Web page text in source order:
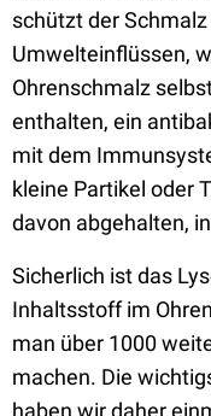
schützt der
Umwelteinflüssen,
Ohrenschmalz
enthalten, ein
mit dem
kleine Partikel oder
davon abgehalten,
Sicherlich ist das
Inhaltsstoff im
man über 1000
machen. Die
haben wir daher